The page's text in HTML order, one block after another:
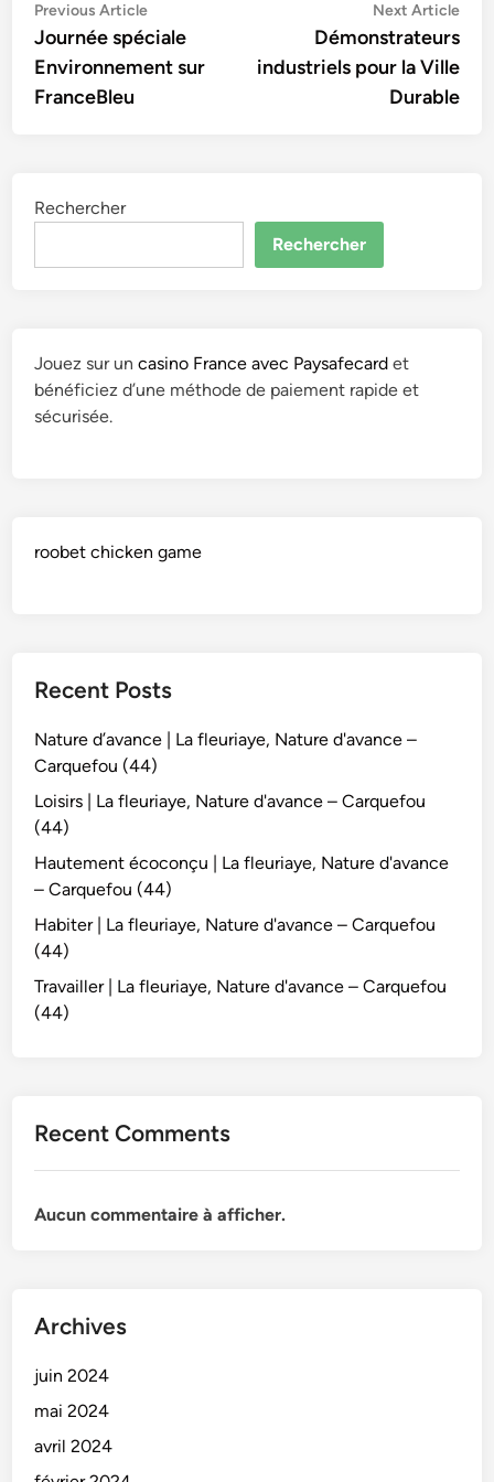
Navigation
de
l’article
Previous ArticlePrevious
article:
Journée spéciale
Environnement sur
FranceBleu
Next Article
Démonstrateurs
industriels pour la Ville
Durable
Rechercher
Rechercher
Jouez sur uncasino France avec Paysafecard et
bénéficiez d’une méthode de paiement rapide et
sécurisée.
roobet chicken game
Recent Posts
Nature d’avance | La fleuriaye, Nature d'avance –
Carquefou (44)
Loisirs | La fleuriaye, Nature d'avance – Carquefou
(44)
Hautement écoconçu | La fleuriaye, Nature d'avance
– Carquefou (44)
Habiter | La fleuriaye, Nature d'avance – Carquefou
(44)
Travailler | La fleuriaye, Nature d'avance – Carquefou
(44)
Recent Comments
Aucun commentaire à afficher.
Archives
juin 2024
mai 2024
avril 2024